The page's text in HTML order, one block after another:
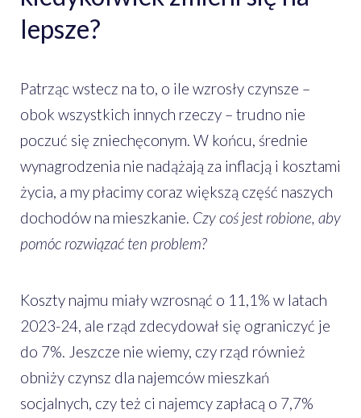
lepsze?
Patrząc wstecz na to, o ile wzrosły czynsze –
obok wszystkich innych rzeczy – trudno nie
poczuć się zniechęconym. W końcu, średnie
wynagrodzenia nie nadążają za inflacją i kosztami
życia, a my płacimy coraz większą część naszych
dochodów na mieszkanie. Czy coś jest robione, aby
pomóc rozwiązać ten problem?
Koszty najmu miały wzrosnąć o 11,1% w latach
2023-24, ale rząd zdecydował się ograniczyć je
do 7%. Jeszcze nie wiemy, czy rząd również
obniży czynsz dla najemców mieszkań
socjalnych, czy też ci najemcy zapłacą o 7,7%